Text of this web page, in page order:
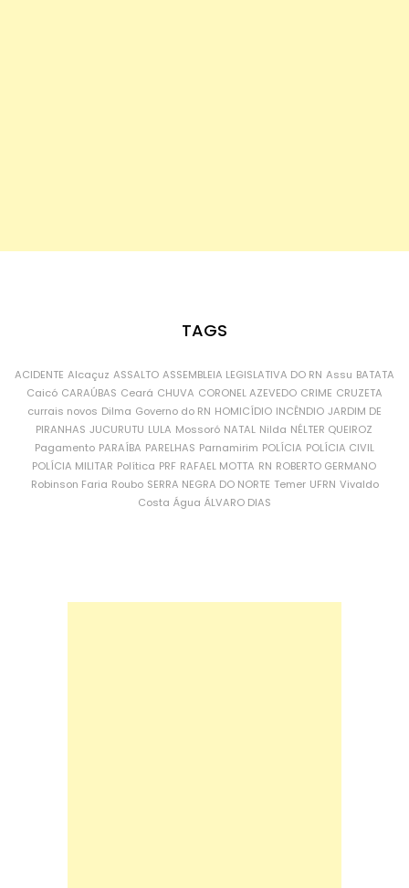
TAGS
ACIDENTE Alcaçuz ASSALTO ASSEMBLEIA LEGISLATIVA DO RN Assu BATATA
Caicó CARAÚBAS Ceará CHUVA CORONEL AZEVEDO CRIME CRUZETA
currais novos Dilma Governo do RN HOMICÍDIO INCÊNDIO JARDIM DE
PIRANHAS JUCURUTU LULA Mossoró NATAL Nilda NÉLTER QUEIROZ
Pagamento PARAÍBA PARELHAS Parnamirim POLÍCIA POLÍCIA CIVIL
POLÍCIA MILITAR Política PRF RAFAEL MOTTA RN ROBERTO GERMANO
Robinson Faria Roubo SERRA NEGRA DO NORTE Temer UFRN Vivaldo
Costa Água ÁLVARO DIAS